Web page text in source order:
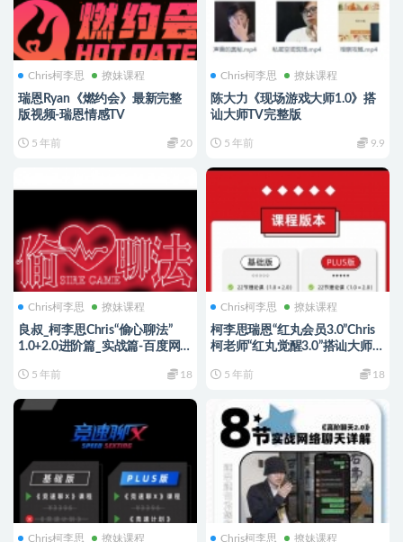
Chris柯李思 撩妹课程
瑞恩Ryan《燃约会》最新完整
版视频-瑞恩情感TV
5 年前 20
Chris柯李思 撩妹课程
陈大力《现场游戏大师1.0》搭
讪大师TV完整版
5 年前 9.9
Chris柯李思 撩妹课程
良叔_柯李思Chris“偷心聊法”
1.0+2.0进阶篇_实战篇-百度网
5 年前 18
Chris柯李思 撩妹课程
柯李思瑞恩“红丸会员3.0”Chris
柯老师“红丸觉醒3.0”搭讪大师
5 年前 18
Chris柯李思 撩妹课程 Chris柯李思 撩妹课程